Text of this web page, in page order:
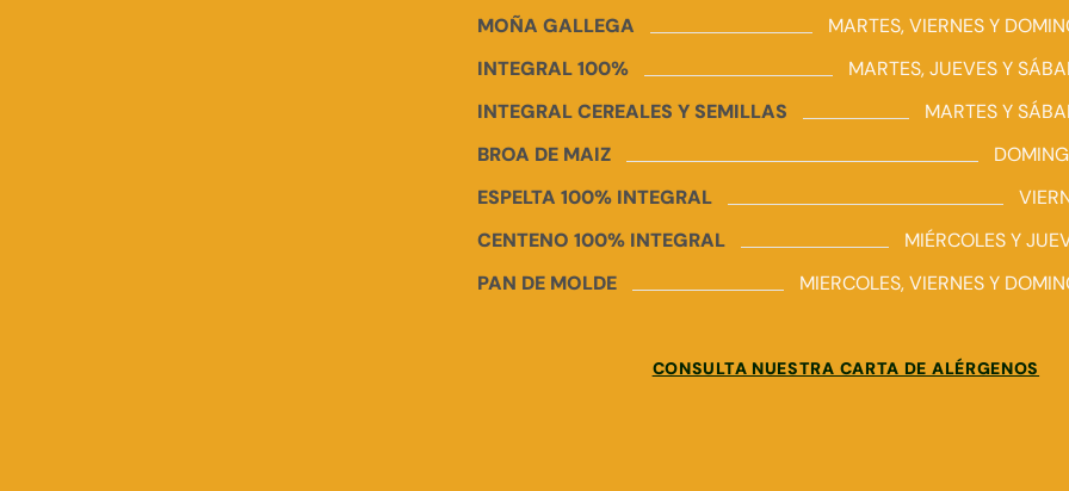
MOÑA GALLEGA
MARTES, VIERNES Y
INTEGRAL 100%
MARTES, JUEVES Y
INTEGRAL CEREALES Y SEMILLAS
MARTES Y
BROA DE MAIZ
ESPELTA 100% INTEGRAL
CENTENO 100% INTEGRAL
MIÉRCOLES Y
PAN DE MOLDE
MIERCOLES, VIERNES Y
CONSULTA NUESTRA CARTA DE ALÉRGENOS